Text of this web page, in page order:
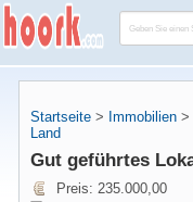
Startseite > Immobilien >
Land
Gut geführtes
Preis: 235.000,00